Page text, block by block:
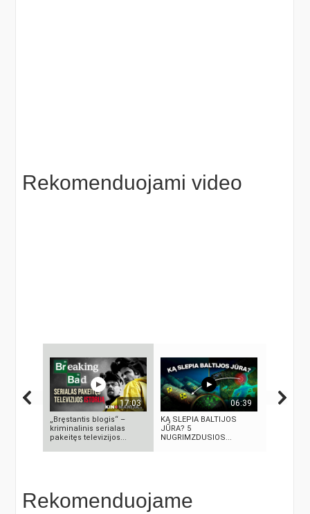
Rekomenduojami video
17:03
„Bręstantis blogis“ –
kriminalinis serialas
pakeitęs televizijos...
06:39
KĄ SLEPIA BALTIJOS
JŪRA? 5
NUGRIMZDUSIOS...
Rekomenduojame